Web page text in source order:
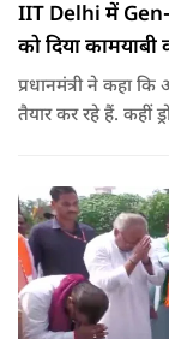
IIT Delhi में
को दिया
प्रधानमंत्री ने कहा
तैयार कर रहे हैं. कहीं